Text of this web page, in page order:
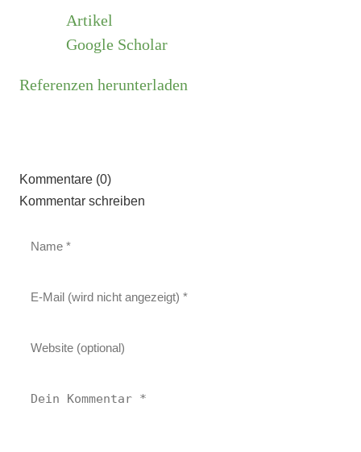
Artikel
Google Scholar
Referenzen herunterladen
Kommentare (0)
Kommentar schreiben